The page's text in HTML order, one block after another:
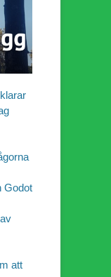
Godot
att